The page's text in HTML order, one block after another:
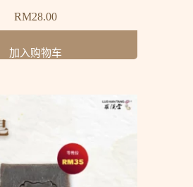
RM28.00
加入购物车